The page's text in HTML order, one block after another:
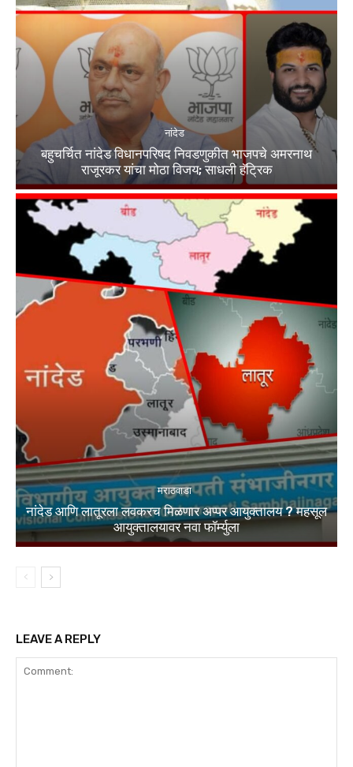
नांदेड
बहुचर्चित नांदेड विधानपरिषद निवडणुकीत भाजपचे अमरनाथ
राजूरकर यांचा मोठा विजय; साधली हॅट्रिक
मराठवाडा
नांदेड आणि लातूरला लवकरच मिळणार अप्पर आयुक्तालय ? महसूल
आयुक्तालयावर नवा फॉर्म्युला
LEAVE A REPLY